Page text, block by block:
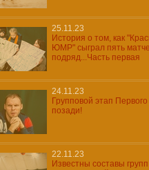
25.11.23
История о том, как
ЮМР" сыграл пять
подряд...Часть первая
24.11.23
Групповой этап
позади!
22.11.23
Известны составы групп